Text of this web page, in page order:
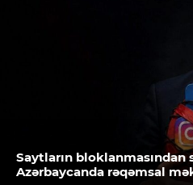
Saytların bloklanmasından
Azərbaycanda rəqəmsal